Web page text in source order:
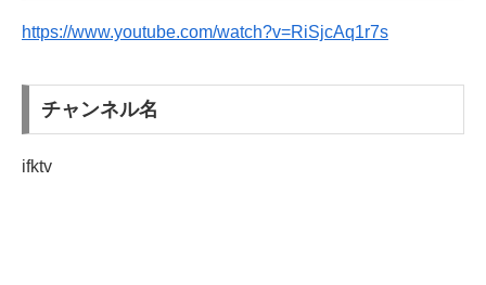
https://www.youtube.com/watch?v=RiSjcAq1r7s
チャンネル名
ifktv